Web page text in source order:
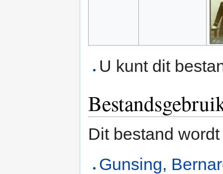
U kunt dit
Dit bestand
Gunsing,